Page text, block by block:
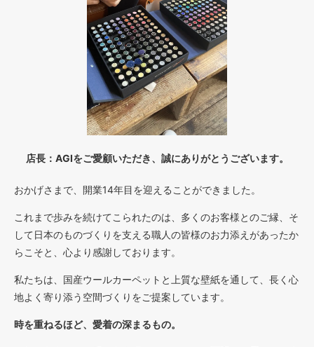
店長：AGIをご愛顧いただき、誠にありがとうございます。
おかげさまで、開業14年目を迎えることができました。
これまで歩みを続けてこられたのは、多くのお客様とのご縁、そ
して日本のものづくりを支える職人の皆様のお力添えがあったか
らこそと、心より感謝しております。
私たちは、国産ウールカーペットと上質な壁紙を通して、長く心
地よく寄り添う空間づくりをご提案しています。
時を重ねるほど、愛着の深まるもの。